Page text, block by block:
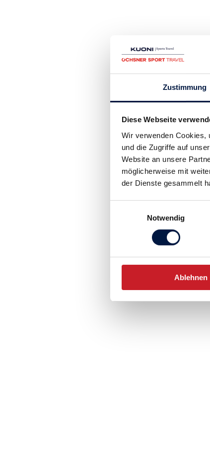
Zustimmung
Diese Webseite
Wir verwenden Cookies,
und die Zugriffe auf
Website an unsere
möglicherweise mit
der Dienste gesammelt
Notwendig
Ablehnen